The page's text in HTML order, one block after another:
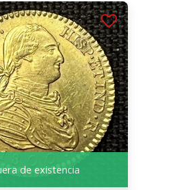
de existencia